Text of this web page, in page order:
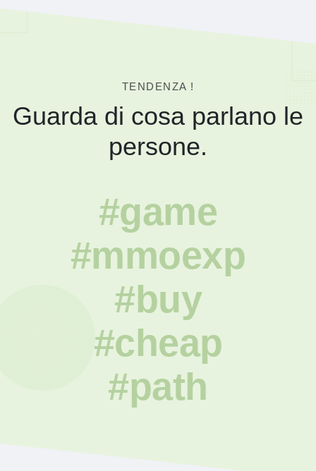
TENDENZA !
Guarda di cosa parlano le
persone.
#game
#mmoexp
#buy
#cheap
#path